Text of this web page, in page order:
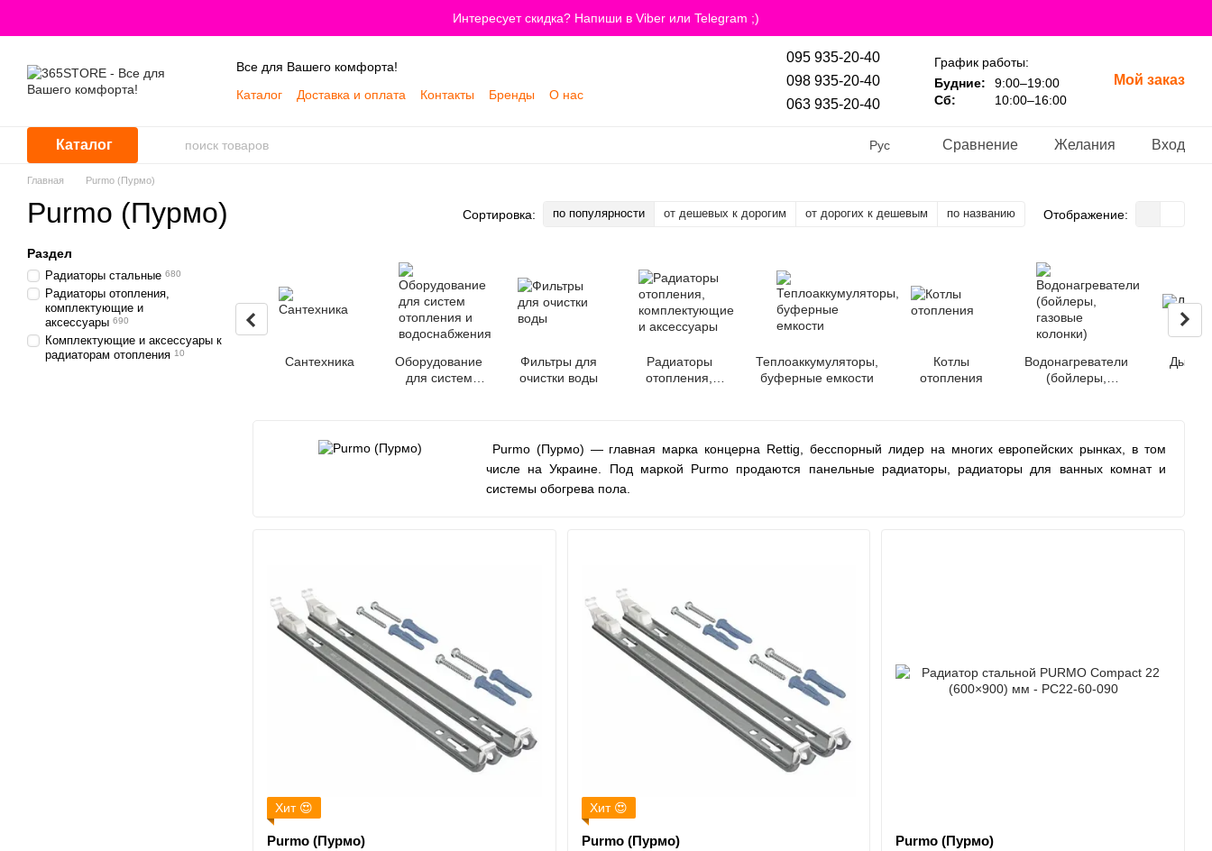
Интересует скидка? Напиши в Viber или Telegram ;)
Все для Вашего комфорта!
Каталог
Доставка и оплата Контакты Бренды О нас
095 935-20-40
098 935-20-40
063 935-20-40
График работы:
Будние:
9:00–19:00
Сб:
10:00–16:00
Мой заказ
Каталог Рус Сравнение Желания Вход
Главная Purmo (Пурмо)
Purmo (Пурмо) Сортировка: по популярности от дешевых к дорогим от дорогих к дешевым по названию Отображение:
Сантехника
Оборудование
для систем
Фильтры для
очистки воды
Радиаторы
отопления,
Теплоаккумуляторы,
буферные емкости
Котлы
отопления
Водонагреватели
(бойлеры,
Purmo (Пурмо) — главная марка концерна Rettig, бесспорный лидер на многих европейских рынках, в том
числе на Украине. Под маркой Purmo продаются панельные радиаторы, радиаторы для ванных комнат и
системы обогрева пола.
Хит 😍
Purmo (Пурмо)
Хит 😍
Purmo (Пурмо)
Purmo (Пурмо)
Раздел
Радиаторы стальные 680
Радиаторы отопления,
комплектующие и
аксессуары 690
Комплектующие и аксессуары к
радиаторам отопления 10